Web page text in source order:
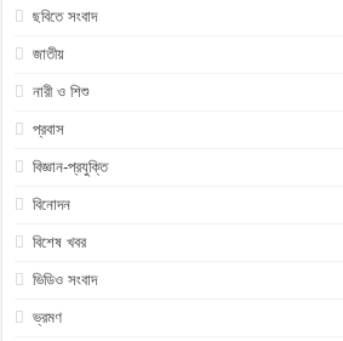
ছবিতে সংবাদ
জাতীয়
নারী ও শিশু
প্রবাস
বিজ্ঞান-প্রযুক্তি
বিনোদন
বিশেষ খবর
ভিডিও সংবাদ
ভ্রমণ